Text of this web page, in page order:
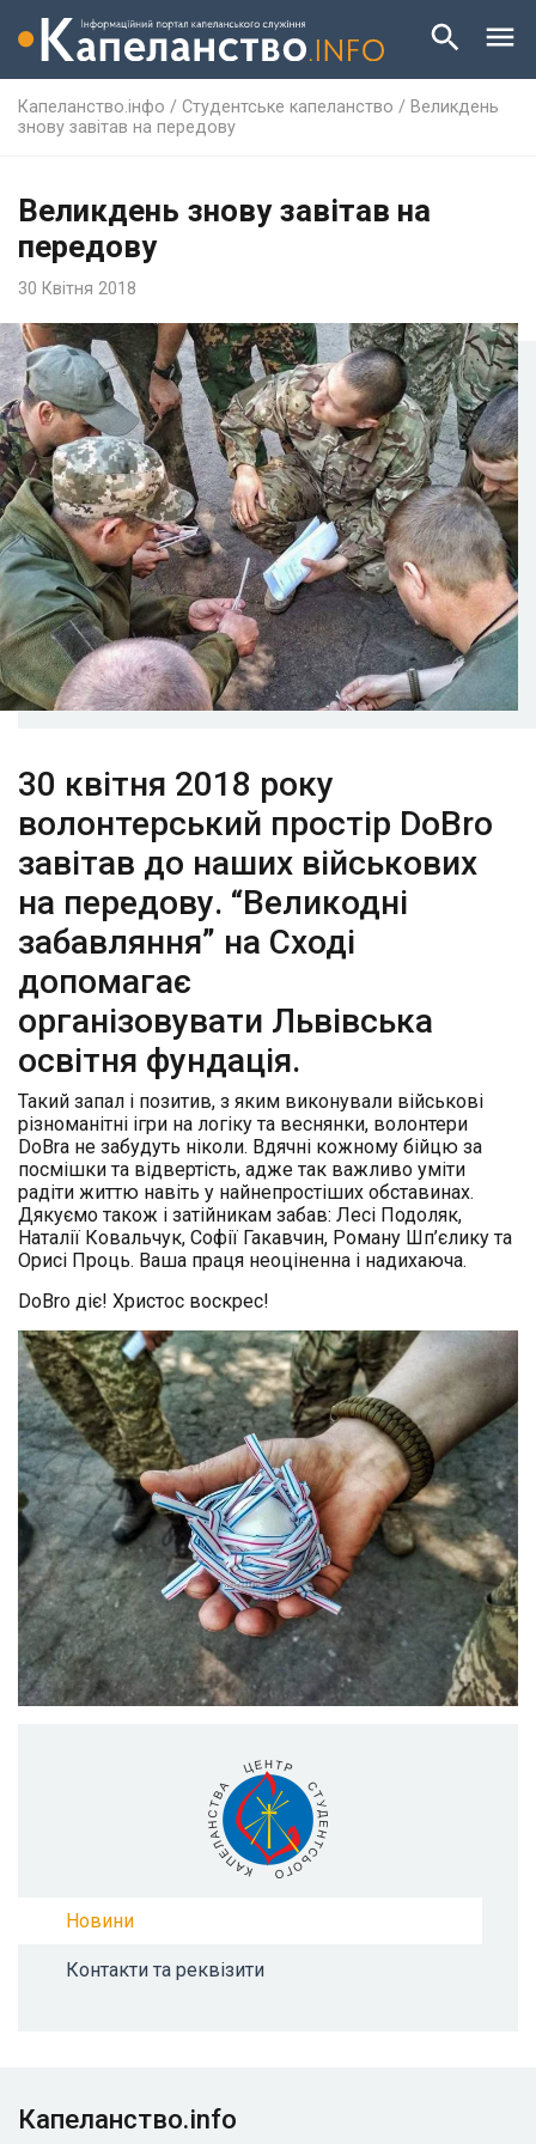
Капеланство.інфо / Студентське капеланство / Великдень
знову завітав на передову
Великдень знову завітав на
передову
30 Квітня 2018
30 квітня 2018 року
волонтерський простір DoBro
завітав до наших військових
на передову. “Великодні
забавляння” на Сході
допомагає
організовувати Львівська
освітня фундація.
Такий запал і позитив, з яким виконували військові
різноманітні ігри на логіку та веснянки, волонтери
DoBrа не забудуть ніколи. Вдячні кожному бійцю за
посмішки та відвертість, адже так важливо уміти
радіти життю навіть у найнепростіших обставинах.
Дякуємо також і затійникам забав: Лесі Подоляк,
Наталії Ковальчук, Софії Гакавчин, Роману Шп’єлику та
Орисі Проць. Ваша праця неоціненна і надихаюча.
DoBro діє! Христос воскрес!
Новини
Контакти та реквізити
Капеланство.info